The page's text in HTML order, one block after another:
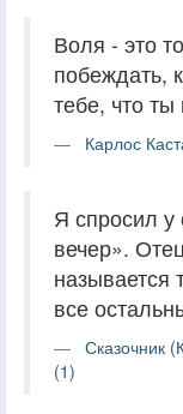
Воля - это
побеждать,
тебе, что
Карлос
Я спросил у
вечер».
называется
все
Сказочник
(1)